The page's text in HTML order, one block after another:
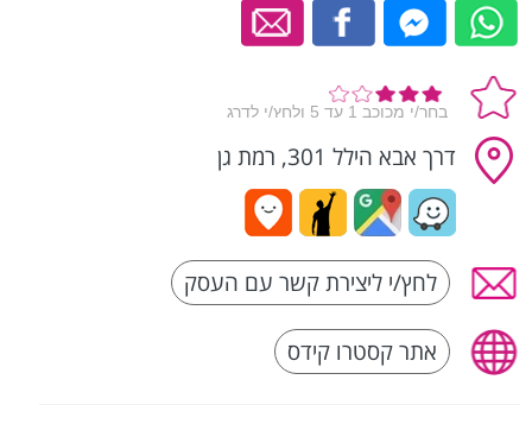
דרך אבא הילל 301, רמת גן
לחץ/י ליצירת קשר עם העסק
אתר קסטרו קידס